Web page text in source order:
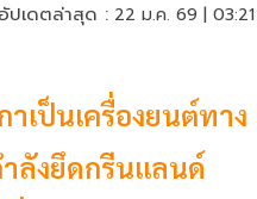
อัปเดตล่าสุด : 22 ม.ค. 69 |
เป็นเครื่องยนต์ทาง
ำลังยึดกรีนแลนด์